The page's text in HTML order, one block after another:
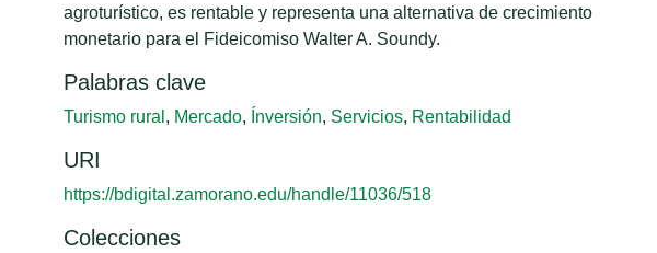
agroturístico, es rentable y representa una alternativa de crecimiento
monetario para el Fideicomiso Walter A. Soundy.
Palabras clave
Turismo rural , Mercado, Ínversión, Servicios, Rentabilidad
URI
https://bdigital.zamorano.edu/handle/11036/518
Colecciones